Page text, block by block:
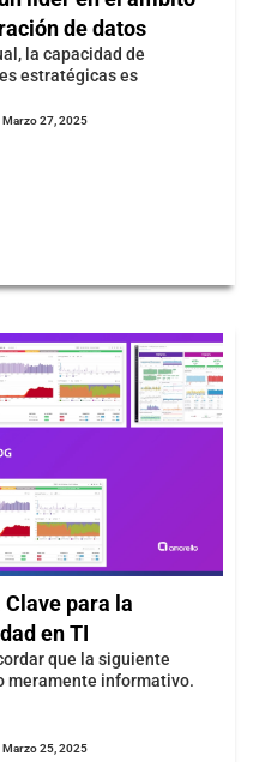
de datos​
la capacidad de
estratégicas es
Marzo 27, 2025
para la
en TI
que la siguiente
meramente informativo.
Marzo 25, 2025